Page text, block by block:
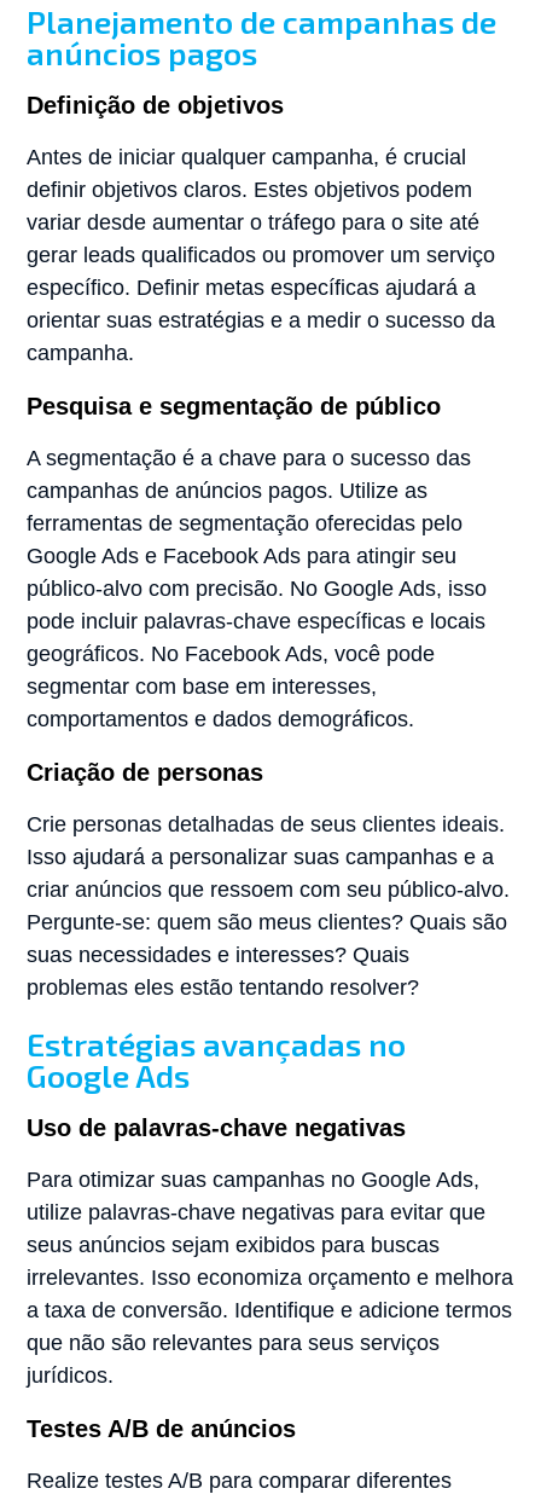
Planejamento de campanhas de
anúncios pagos
Definição de objetivos
Antes de iniciar qualquer campanha, é crucial
definir objetivos claros. Estes objetivos podem
variar desde aumentar o tráfego para o site até
gerar leads qualificados ou promover um serviço
específico. Definir metas específicas ajudará a
orientar suas estratégias e a medir o sucesso da
campanha.
Pesquisa e segmentação de público
A segmentação é a chave para o sucesso das
campanhas de anúncios pagos. Utilize as
ferramentas de segmentação oferecidas pelo
Google Ads e Facebook Ads para atingir seu
público-alvo com precisão. No Google Ads, isso
pode incluir palavras-chave específicas e locais
geográficos. No Facebook Ads, você pode
segmentar com base em interesses,
comportamentos e dados demográficos.
Criação de personas
Crie personas detalhadas de seus clientes ideais.
Isso ajudará a personalizar suas campanhas e a
criar anúncios que ressoem com seu público-alvo.
Pergunte-se: quem são meus clientes? Quais são
suas necessidades e interesses? Quais
problemas eles estão tentando resolver?
Estratégias avançadas no
Google Ads
Uso de palavras-chave negativas
Para otimizar suas campanhas no Google Ads,
utilize palavras-chave negativas para evitar que
seus anúncios sejam exibidos para buscas
irrelevantes. Isso economiza orçamento e melhora
a taxa de conversão. Identifique e adicione termos
que não são relevantes para seus serviços
jurídicos.
Testes A/B de anúncios
Realize testes A/B para comparar diferentes